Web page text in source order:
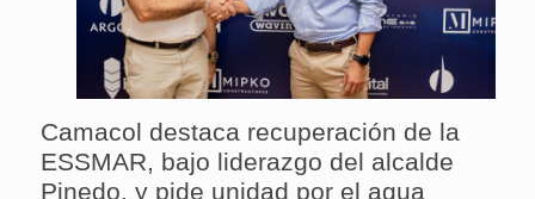
Camacol destaca recuperación de la
ESSMAR, bajo liderazgo del alcalde
Pinedo, y pide unidad por el agua